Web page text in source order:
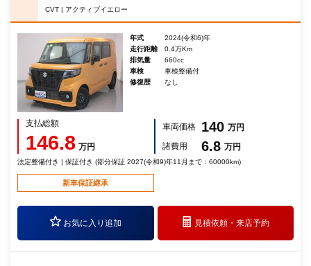
CVT | アクティブイエロー
年式
2024(令和6)年
走行距離
0.4万Km
排気量
660cc
車検
車検整備付
修復歴
なし
支払総額
146.8 万円
車両価格 140 万円
諸費用
6.8 万円
法定整備付き | 保証付き (部分保証 2027(令和9)年11月まで：60000km)
新車保証継承
お気に入り追加 見積依頼・来店予約